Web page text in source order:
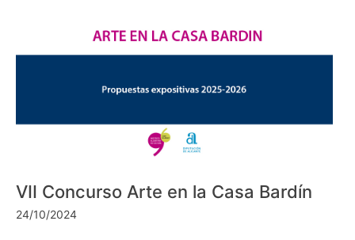
VII Concurso Arte en la Casa Bardín
24/10/2024